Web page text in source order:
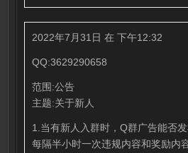
2022年7月31日 在 下午12:32
QQ:3629290658
范围:公告
主题:关于新人
1.当有新人入群时，Q群广告能否
每隔半小时一次违规内容和奖励内